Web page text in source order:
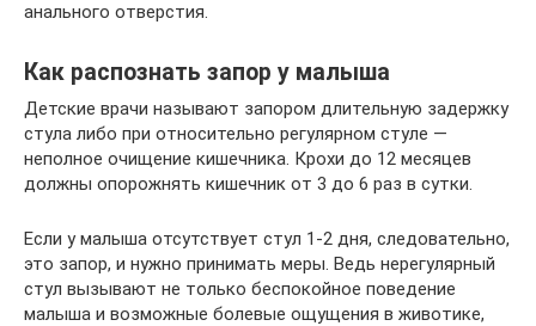
анального отверстия.
Как распознать запор у малыша
Детские врачи называют запором длительную задержку
стула либо при относительно регулярном стуле —
неполное очищение кишечника. Крохи до 12 месяцев
должны опорожнять кишечник от 3 до 6 раз в сутки.
Если у малыша отсутствует стул 1-2 дня, следовательно,
это запор, и нужно принимать меры. Ведь нерегулярный
стул вызывают не только беспокойное поведение
малыша и возможные болевые ощущения в животике,